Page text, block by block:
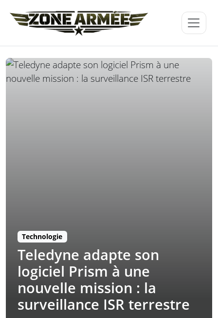
Technologie
Teledyne adapte son
logiciel Prism à une
nouvelle mission : la
surveillance ISR terrestre